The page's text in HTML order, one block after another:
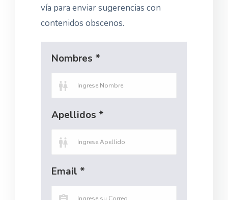
vía para enviar sugerencias con
contenidos obscenos.
Nombres *
Apellidos *
Email *